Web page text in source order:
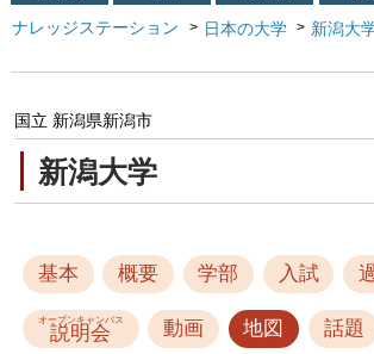
ナレッジステーション 日本の大学 新潟大
新潟大学
国立 新潟県新潟市
基本 概要 学部 入試
オープンキャンパス
説明会 動画 地図 話題